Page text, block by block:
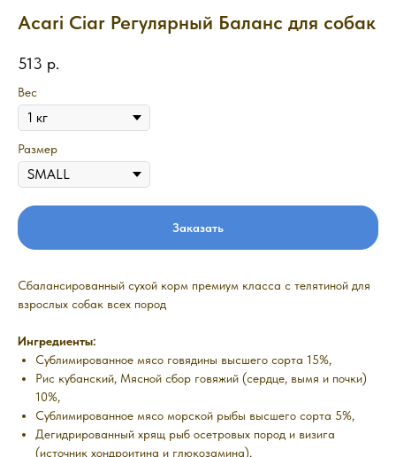
Acari Ciar Регулярный Баланс для собак
513 р.
Вес
Размер
Заказать
Сбалансированный сухой корм премиум класса с телятиной для
взрослых собак всех пород
Ингредиенты:
Сублимированное мясо говядины высшего сорта 15%,
Рис кубанский, Мясной сбор говяжий (сердце, вымя и почки)
10%,
Сублимированное мясо морской рыбы высшего сорта 5%,
Дегидрированный хрящ рыб осетровых пород и визига
(источник хондроитина и глюкозамина),